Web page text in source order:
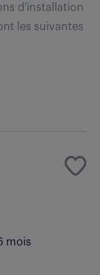
d'installation
les suivantes
mois